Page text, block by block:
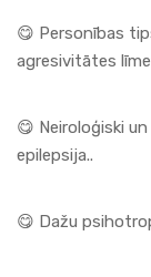
😋 Personības
agresivitātes
😋 Neiroloģiski
epilepsija..
😋 Dažu